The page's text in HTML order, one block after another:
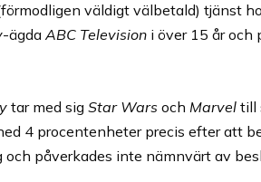
väldigt välbetald) tjänst
-ägdaABC Television i över 15 år och
tar med sig Star Wars och Marvel till
4 procentenheter precis efter att
och påverkades inte nämnvärt av